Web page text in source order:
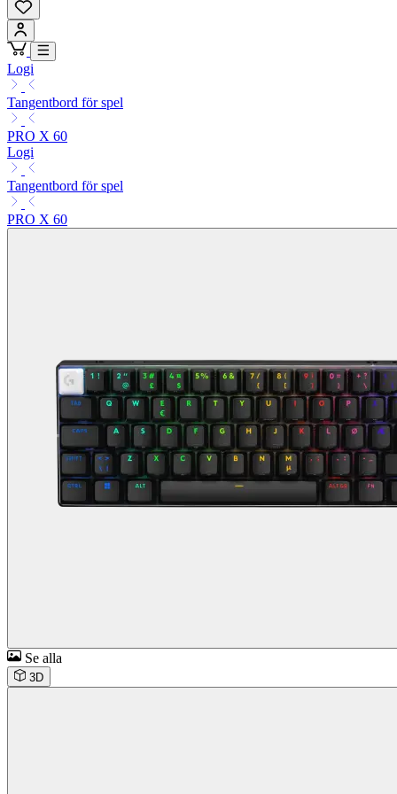
Logi
Tangentbord för spel
PRO X 60
Logi
Tangentbord för spel
PRO X 60
Se alla
3D